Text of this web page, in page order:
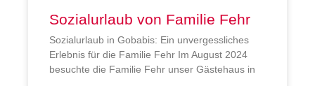
Sozialurlaub von Familie Fehr
Sozialurlaub in Gobabis: Ein unvergessliches
Erlebnis für die Familie Fehr Im August 2024
besuchte die Familie Fehr unser Gästehaus in